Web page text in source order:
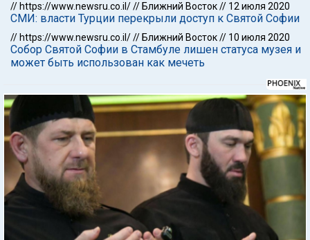
// https://www.newsru.co.il/// Ближний Восток// 12 июля 2020
СМИ: власти Турции перекрыли доступ к Святой Софии
// https://www.newsru.co.il/// Ближний Восток// 10 июля 2020
Собор Святой Софии в Стамбуле лишен статуса музея и
может быть использован как мечеть